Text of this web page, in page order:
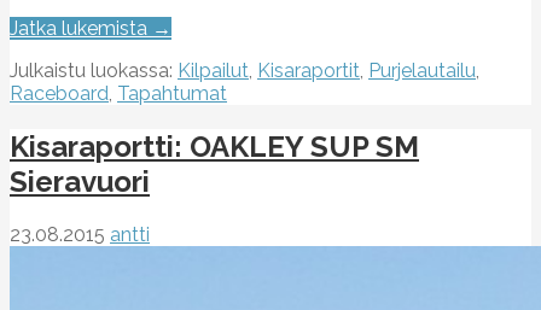
Jatka lukemista →
Julkaistu luokassa: Kilpailut, Kisaraportit, Purjelautailu,
Raceboard, Tapahtumat
Kisaraportti: OAKLEY SUP SM
Sieravuori
23.08.2015 antti